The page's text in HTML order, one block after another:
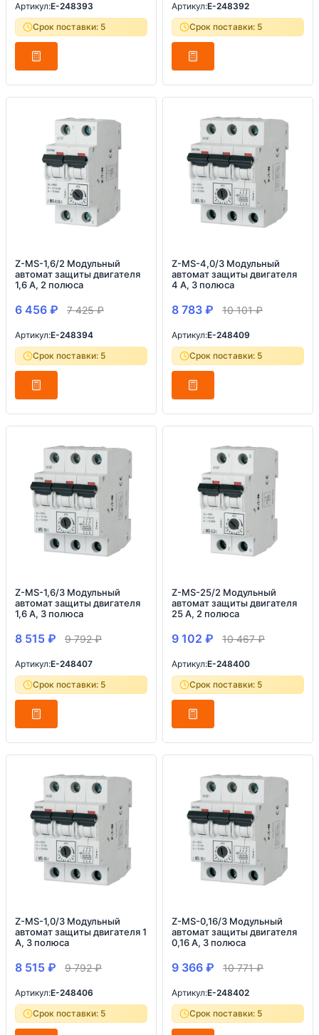
Артикул:E-248393
Срок поставки: 5
Артикул:E-248392
Срок поставки: 5
Z-MS-1,6/2 Модульный
автомат защиты двигателя
1,6 А, 2 полюса
6 456 ₽ 7 425₽
Артикул:E-248394
Срок поставки: 5
Z-MS-4,0/3 Модульный
автомат защиты двигателя
4 А, 3 полюса
8 783 ₽ 10 101₽
Артикул:E-248409
Срок поставки: 5
Z-MS-1,6/3 Модульный
автомат защиты двигателя
1,6 А, 3 полюса
8 515 ₽ 9 792₽
Артикул:E-248407
Срок поставки: 5
Z-MS-25/2 Модульный
автомат защиты двигателя
25 А, 2 полюса
9 102 ₽ 10 467₽
Артикул:E-248400
Срок поставки: 5
Z-MS-1,0/3 Модульный
автомат защиты двигателя 1
А, 3 полюса
8 515 ₽ 9 792₽
Артикул:E-248406
Срок поставки: 5
Z-MS-0,16/3 Модульный
автомат защиты двигателя
0,16 А, 3 полюса
9 366 ₽ 10 771₽
Артикул:E-248402
Срок поставки: 5